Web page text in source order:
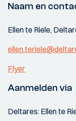
Naam en
Ellen te Riele,
Flyer
Aanmelden via
Deltares: Ellen te